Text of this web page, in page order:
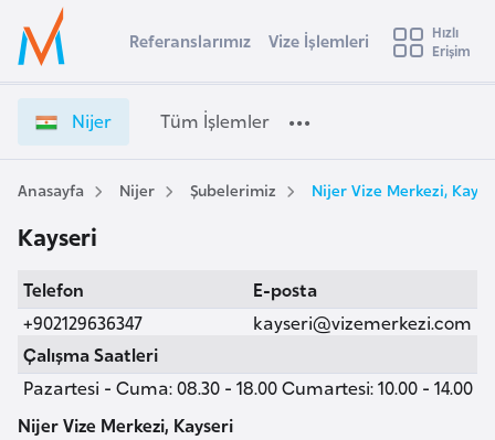
Ülke Seçimi
Başvuru yapmak istediğiniz ülkeyi seçin
Üye
Girişi
i
r
V
ş
e
m
l
e
t
Referanslarımız Vize İşlemleri
Hızlı
Erişim
Nijer Tüm İşlemler
Anasayfa Nijer Şubelerimiz Nijer Vize Merkezi,
Kayseri
Telefon
+902129636347
E-posta
kayseri@vizemerkezi.com
Çalışma Saatleri
Pazartesi - Cuma: 08.30 - 18.00 Cumartesi: 10.00 - 14.00
Nijer Vize Merkezi, Kayseri
s
t
r
a
v
u
s
t
u